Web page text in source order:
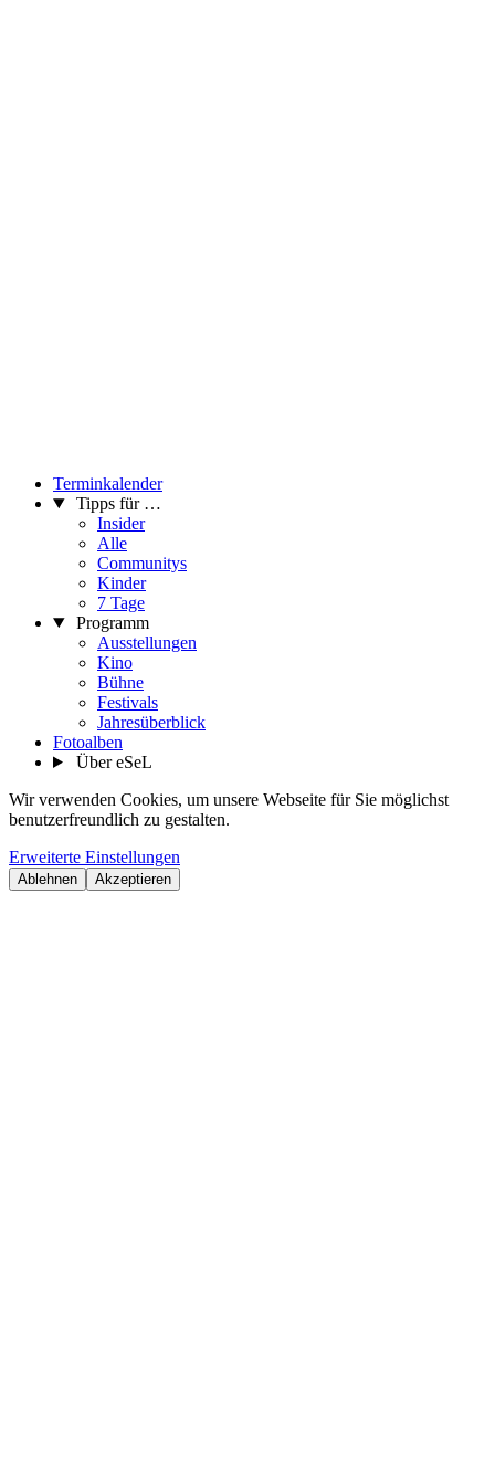
Terminkalender
Tipps für …
Insider
Alle
Communitys
Kinder
7 Tage
Programm
Ausstellungen
Kino
Bühne
Festivals
Jahresüberblick
Fotoalben
Über eSeL
Wir verwenden Cookies, um unsere Webseite für Sie möglichst
benutzerfreundlich zu gestalten.
Erweiterte Einstellungen
Ablehnen Akzeptieren